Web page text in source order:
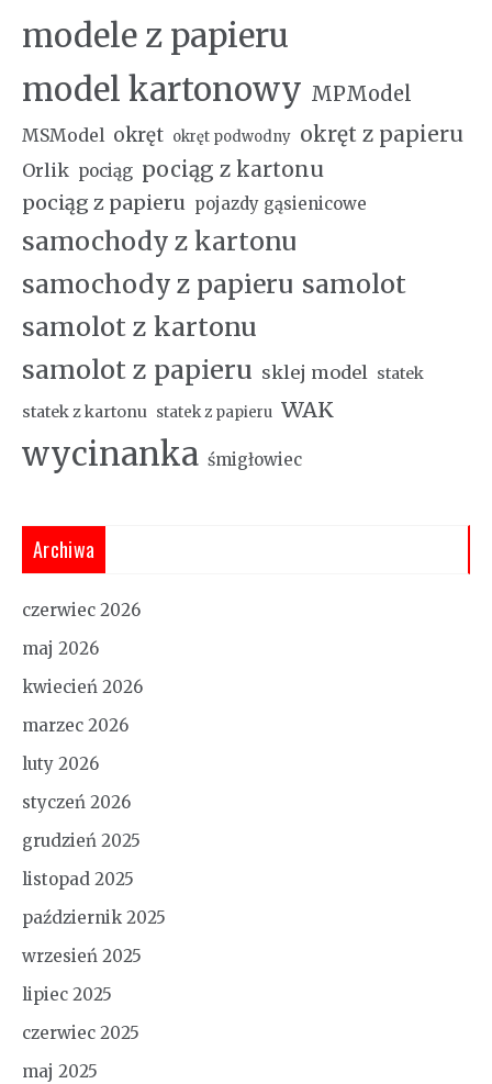
modele z papieru
model kartonowy MPModel
MSModel okręt okręt podwodny okręt z papieru
Orlik pociąg pociąg z kartonu
pociąg z papieru pojazdy gąsienicowe
samochody z kartonu
samochody z papieru samolot
samolot z kartonu
samolot z papieru sklej model statek
statek z kartonu statek z papieru WAK
wycinanka śmigłowiec
Archiwa
czerwiec 2026
maj 2026
kwiecień 2026
marzec 2026
luty 2026
styczeń 2026
grudzień 2025
listopad 2025
październik 2025
wrzesień 2025
lipiec 2025
czerwiec 2025
maj 2025